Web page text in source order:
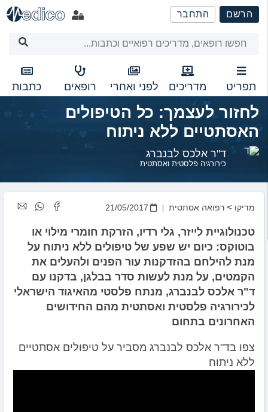
שִׂים
לֵב:
מַעֲרֶכֶת
נָגִישׁ
בִּקְלִיק
הַמְּסַיַּעַת
לִנְגִישׁוּת
הָאֲתָר.
הרשם התחבר
תפריט מדריכים לפני ואחרי רופאים כתבות
לחזור לעצמך: כל הטיפולים
האסתטיים ללא ניתוח
ד"ר אלכס לבנברג
כירורגיה פלסטית ואסתטית
מדיקו > רפואה אסתטית 21/05/2017
טכנולוגיית לייזר, גלי רדיו, הזרקת חומרי מילוי או
בוטוקס: כיום יש שפע של טיפולים ללא ניתוח על
מנת להילחם בהזדקנות עור הפנים ולהעלים את
הקמטים, על מנת לעשות סדר בבלגן, בדקנו עם
ד"ר אלכס לבנברג, מנתח פלסטי מהאיגוד הישראלי
לכירורגיה פלסטית ואסתטית מהם החידושים
האחרונים בתחום
צפו בד"ר אלכס לבנברג מסביר על טיפולים אסתטיים
ללא ניתוח